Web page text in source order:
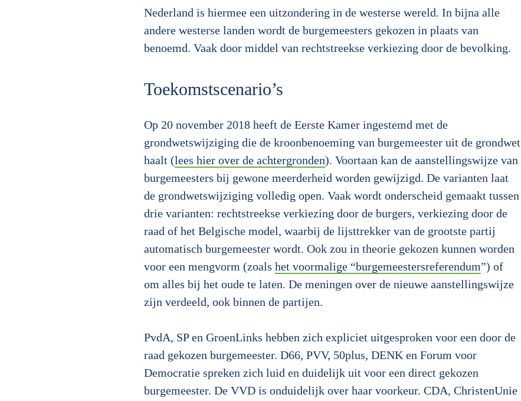
Nederland is hiermee een uitzondering in de westerse wereld. In bijna alle
andere westerse landen wordt de burgemeesters gekozen in plaats van
benoemd. Vaak door middel van rechtstreekse verkiezing door de bevolking.
Toekomstscenario’s
Op 20 november 2018 heeft de Eerste Kamer ingestemd met de
grondwetswijziging die de kroonbenoeming van burgemeester uit de grondwet
haalt (lees hier over de achtergronden). Voortaan kan de aanstellingswijze van
burgemeesters bij gewone meerderheid worden gewijzigd. De varianten laat
de grondwetswijziging volledig open. Vaak wordt onderscheid gemaakt tussen
drie varianten: rechtstreekse verkiezing door de burgers, verkiezing door de
raad of het Belgische model, waarbij de lijsttrekker van de grootste partij
automatisch burgemeester wordt. Ook zou in theorie gekozen kunnen worden
voor een mengvorm (zoals het voormalige “burgemeestersreferendum”) of
om alles bij het oude te laten. De meningen over de nieuwe aanstellingswijze
zijn verdeeld, ook binnen de partijen.
PvdA, SP en GroenLinks hebben zich expliciet uitgesproken voor een door de
raad gekozen burgemeester. D66, PVV, 50plus, DENK en Forum voor
Democratie spreken zich luid en duidelijk uit voor een direct gekozen
burgemeester. De VVD is onduidelijk over haar voorkeur. CDA, ChristenUnie